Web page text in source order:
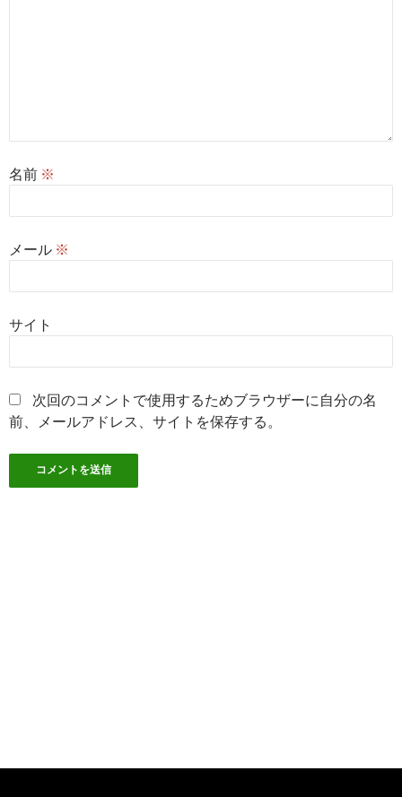
名前 ※
メール ※
サイト
次回のコメントで使用するためブラウザーに自分の名
前、メールアドレス、サイトを保存する。